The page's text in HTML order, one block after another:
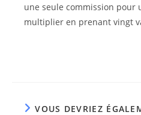
une seule commission pour
multiplier en prenant vingt
VOUS DEVRIEZ